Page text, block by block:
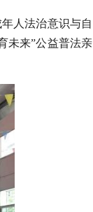
人法治意识与自
未来”公益普法亲